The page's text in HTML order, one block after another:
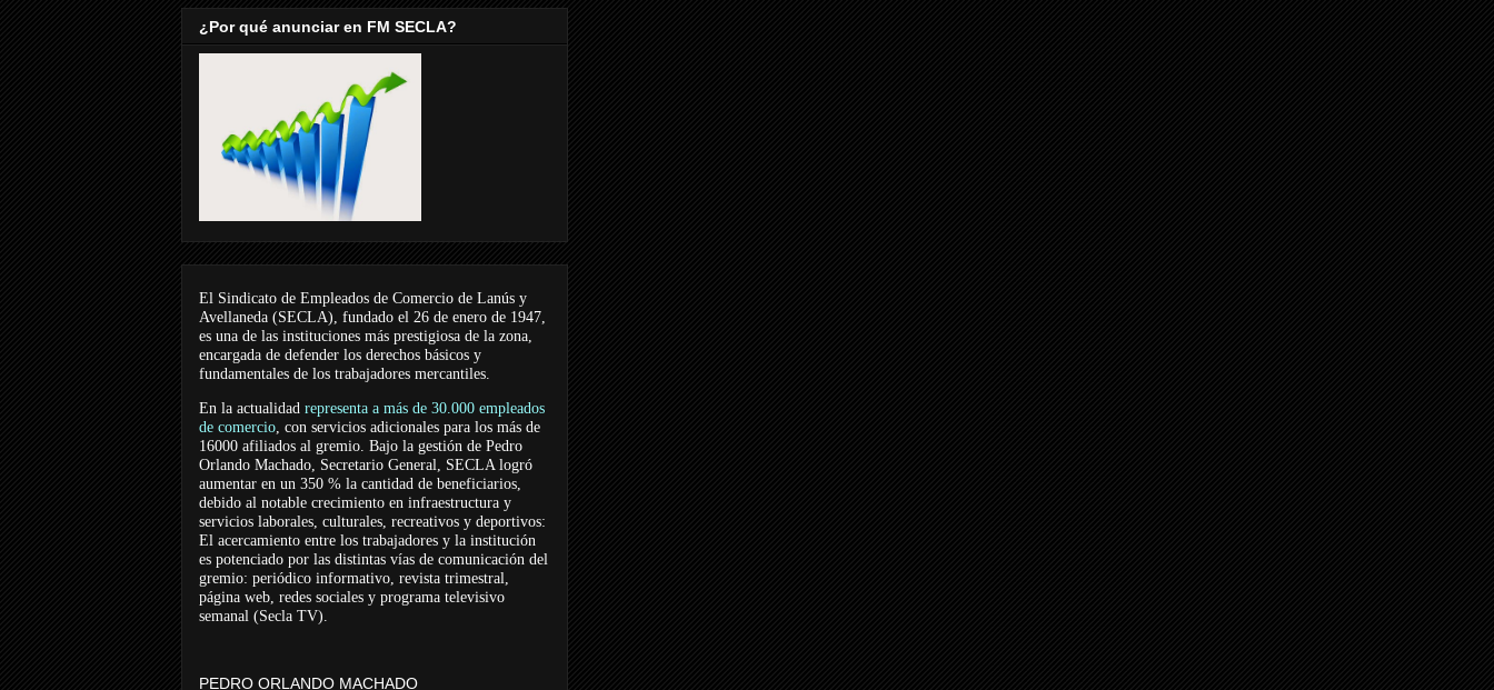
¿Por qué anunciar en FM SECLA?
El Sindicato de Empleados de Comercio de Lanús y
Avellaneda (SECLA), fundado el 26 de enero de 1947,
es una de las instituciones más prestigiosa de la zona,
encargada de defender los derechos básicos y
fundamentales de los trabajadores mercantiles.
En la actualidad representa a más de 30.000 empleados
de comercio, con servicios adicionales para los más de
16000 afiliados al gremio. Bajo la gestión de Pedro
Orlando Machado, Secretario General, SECLA logró
aumentar en un 350 % la cantidad de beneficiarios,
debido al notable crecimiento en infraestructura y
servicios laborales, culturales, recreativos y deportivos:
El acercamiento entre los trabajadores y la institución
es potenciado por las distintas vías de comunicación del
gremio: periódico informativo, revista trimestral,
página web, redes sociales y programa televisivo
semanal (Secla TV).
PEDRO ORLANDO MACHADO